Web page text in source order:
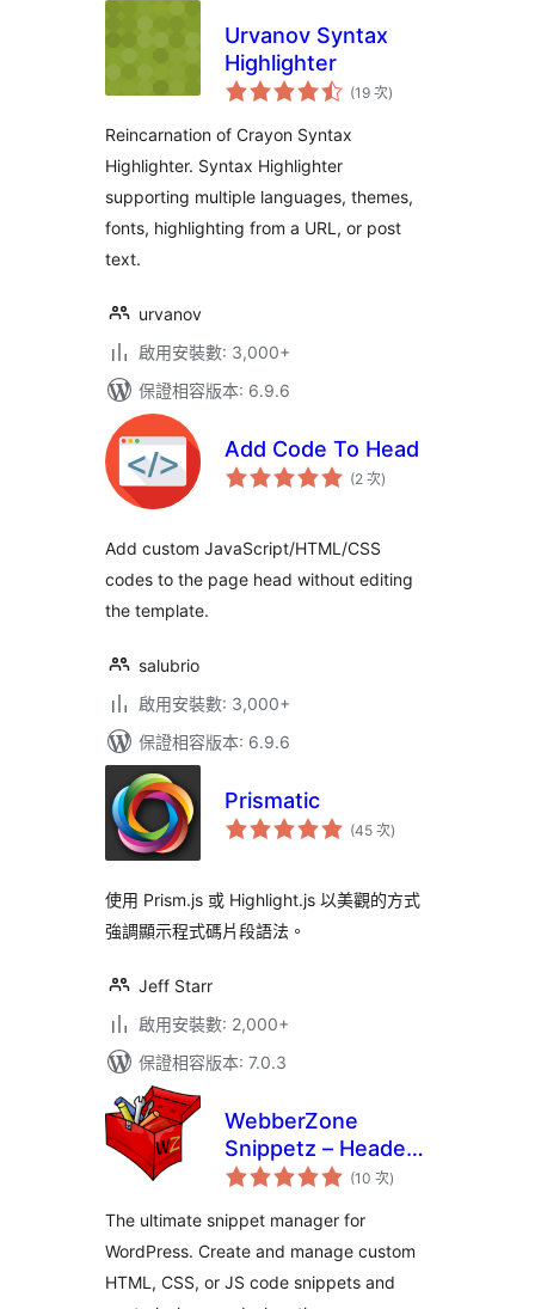
Urvanov Syntax
Highlighter
(19 次評
分)
Reincarnation of Crayon Syntax
Highlighter. Syntax Highlighter
supporting multiple languages, themes,
fonts, highlighting from a URL, or post
text.
urvanov
啟用安裝數: 3,000+
保證相容版本: 6.9.6
Add Code To Head
(2 次評
分)
Add custom JavaScript/HTML/CSS
codes to the page head without editing
the template.
salubrio
啟用安裝數: 3,000+
保證相容版本: 6.9.6
Prismatic
(45 次評
分)
使用 Prism.js 或 Highlight.js 以美觀的方式
強調顯示程式碼片段語法。
Jeff Starr
啟用安裝數: 2,000+
保證相容版本: 7.0.3
WebberZone
Snippetz – Header,
Body and Footer
(10 次評
分)
The ultimate snippet manager for
WordPress. Create and manage custom
HTML, CSS, or JS code snippets and